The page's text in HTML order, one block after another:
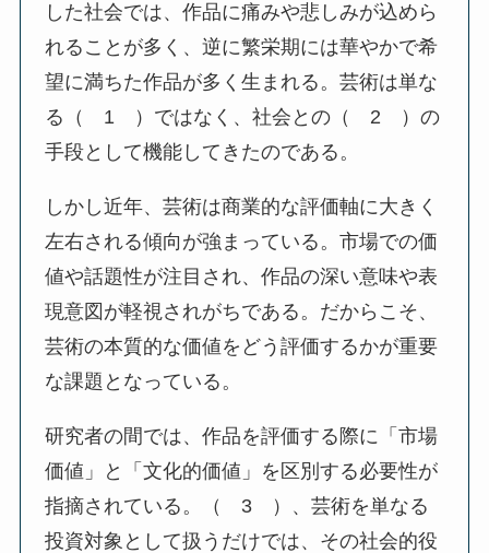
した社会では、作品に痛みや悲しみが込めら
れることが多く、逆に繁栄期には華やかで希
望に満ちた作品が多く生まれる。芸術は単な
る（ 1 ）ではなく、社会との（ 2 ）の
手段として機能してきたのである。
しかし近年、芸術は商業的な評価軸に大きく
左右される傾向が強まっている。市場での価
値や話題性が注目され、作品の深い意味や表
現意図が軽視されがちである。だからこそ、
芸術の本質的な価値をどう評価するかが重要
な課題となっている。
研究者の間では、作品を評価する際に「市場
価値」と「文化的価値」を区別する必要性が
指摘されている。（ 3 ）、芸術を単なる
投資対象として扱うだけでは、その社会的役